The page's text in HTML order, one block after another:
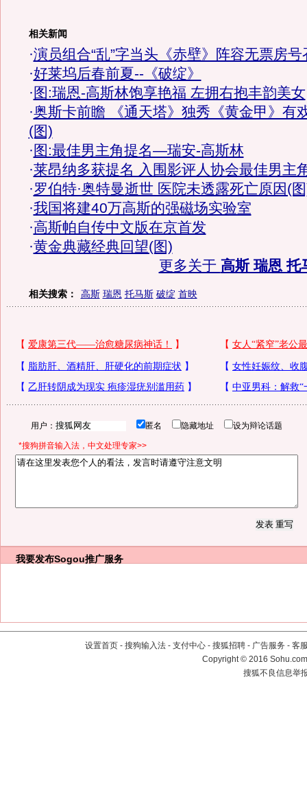
相关新闻
·演员组合“乱”字当头《赤壁》阵容无票房号
·好莱坞后春前夏--《破绽》
· 图:瑞恩-高斯林饱享艳福 左拥右抱丰韵美女
·奥斯卡前瞻 《通天塔》独秀《黄金甲》有
(图)
· 图:最佳男主角提名—瑞安-高斯林
·莱昂纳多获提名 入围影评人协会最佳男主
·罗伯特·奥特曼逝世 医院未透露死亡原因(
·我国将建40万高斯的强磁场实验室
·高斯帕自传中文版在京首发
·黄金典藏经典回望(图)
更多关于 高斯 瑞恩 托
相关搜索： 高斯 瑞恩 托马斯 破绽 首映
用户： 匿名 隐藏地址 设为辩论话题
*搜狗拼音输入法，中文处理专家>>
我要发布Sogou推广服务
设置首页 - 搜狗输入法 - 支付中心 - 搜狐招聘 - 广告服务 - 客
Copyright©2016
搜狐不良信息举